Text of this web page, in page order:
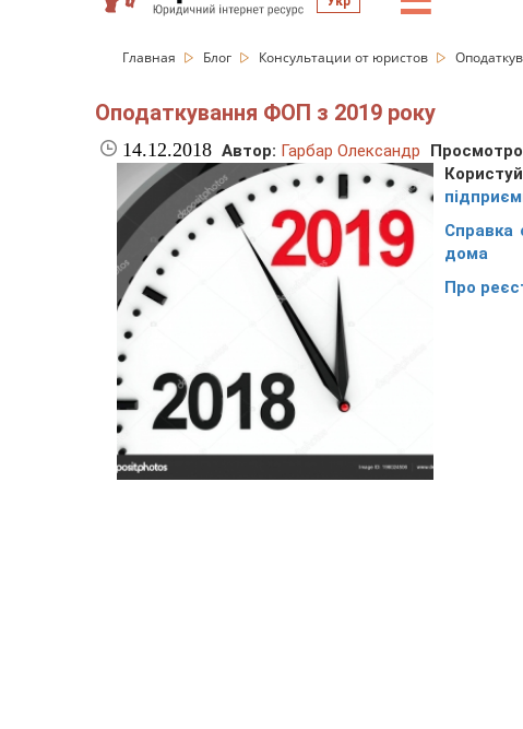
Главная Блог Консультации от юристов
Оподаткування ФОП з 2019 року
14.12.2018 Автор: Гарбар Олександр
Справка
дома
Про